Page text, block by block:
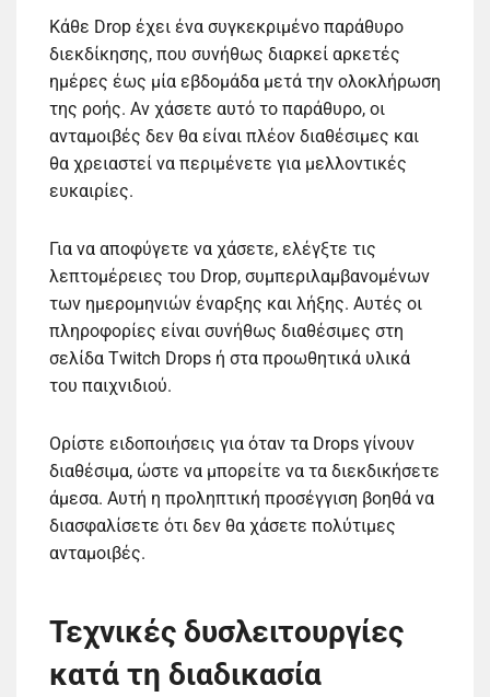
Κάθε Drop έχει ένα συγκεκριμένο παράθυρο
διεκδίκησης, που συνήθως διαρκεί αρκετές
ημέρες έως μία εβδομάδα μετά την ολοκλήρωση
της ροής. Αν χάσετε αυτό το παράθυρο, οι
ανταμοιβές δεν θα είναι πλέον διαθέσιμες και
θα χρειαστεί να περιμένετε για μελλοντικές
ευκαιρίες.
Για να αποφύγετε να χάσετε, ελέγξτε τις
λεπτομέρειες του Drop, συμπεριλαμβανομένων
των ημερομηνιών έναρξης και λήξης. Αυτές οι
πληροφορίες είναι συνήθως διαθέσιμες στη
σελίδα Twitch Drops ή στα προωθητικά υλικά
του παιχνιδιού.
Ορίστε ειδοποιήσεις για όταν τα Drops γίνουν
διαθέσιμα, ώστε να μπορείτε να τα διεκδικήσετε
άμεσα. Αυτή η προληπτική προσέγγιση βοηθά να
διασφαλίσετε ότι δεν θα χάσετε πολύτιμες
ανταμοιβές.
Τεχνικές δυσλειτουργίες
κατά τη διαδικασία